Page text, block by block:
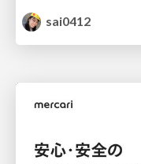
sai0412